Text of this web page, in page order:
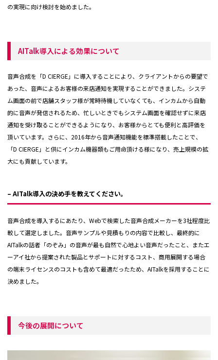
の実現に向け検討を始めました。
AITalk導入による効果について
音声合成を「D CIERGE」に導入することにより、クライアントからの要望で
あった、音声によるお客様の来店通知を実現することができました。システ
ム画面の前で店舗スタッフ様が常時待機していなくても、インカムから自動
的に音声が発信されるため、忙しいときでもシステム画面を確認せずに来店
通知を受け取ることができるようになり、お客様からとても便利と高評価を
頂いています。さらに、2016年から音声通知機能を標準搭載したことで、
「D CIERGE」と供にインカム機器類もご用命頂ける様になり、売上規模の拡
大にも貢献しています。
– AITalk導入の決め手を教えてください。
音声合成を導入するにあたり、Webで検索した音声合成メーカーを3社程度比
較して選定しました。音声サンプルや見積もりの内容で比較し、最終的に
AITalkの話者「のぞみ」の音声が最も自然で心地よい音声だったこと、またエ
ーアイ社から提案された製品とサポートに対するコスト、商用展開する場合
の端末ライセンスのコストも含めて最適だったため、AITalkを採用することに
決めました。
今後の展開について